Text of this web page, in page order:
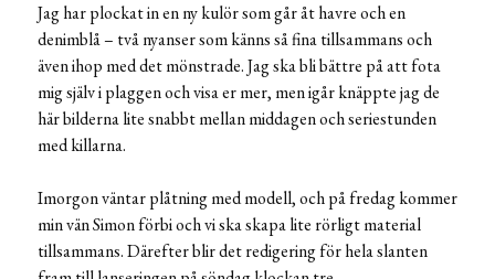
Jag har plockat in en ny kulör som går åt havre och en
denimblå – två nyanser som känns så fina tillsammans och
även ihop med det mönstrade. Jag ska bli bättre på att fota
mig själv i plaggen och visa er mer, men igår knäppte jag de
här bilderna lite snabbt mellan middagen och seriestunden
med killarna.
Imorgon väntar plåtning med modell, och på fredag kommer
min vän Simon förbi och vi ska skapa lite rörligt material
tillsammans. Därefter blir det redigering för hela slanten